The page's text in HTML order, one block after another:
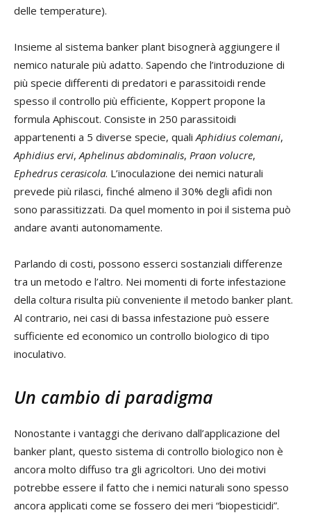
delle temperature).
Insieme al sistema banker plant bisognerà aggiungere il
nemico naturale più adatto. Sapendo che l’introduzione di
più specie differenti di predatori e parassitoidi rende
spesso il controllo più efficiente, Koppert propone la
formula Aphiscout. Consiste in 250 parassitoidi
appartenenti a 5 diverse specie, quali Aphidius colemani,
Aphidius ervi, Aphelinus abdominalis, Praon volucre,
Ephedrus cerasicola. L’inoculazione dei nemici naturali
prevede più rilasci, finché almeno il 30% degli afidi non
sono parassitizzati. Da quel momento in poi il sistema può
andare avanti autonomamente.
Parlando di costi, possono esserci sostanziali differenze
tra un metodo e l’altro. Nei momenti di forte infestazione
della coltura risulta più conveniente il metodo banker plant.
Al contrario, nei casi di bassa infestazione può essere
sufficiente ed economico un controllo biologico di tipo
inoculativo.
Un cambio di paradigma
Nonostante i vantaggi che derivano dall’applicazione del
banker plant, questo sistema di controllo biologico non è
ancora molto diffuso tra gli agricoltori. Uno dei motivi
potrebbe essere il fatto che i nemici naturali sono spesso
ancora applicati come se fossero dei meri “biopesticidi”.